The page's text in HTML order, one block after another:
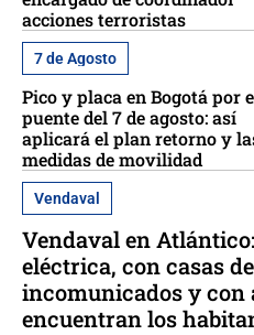
acciones terroristas
7 de Agosto
Pico y placa en Bogotá por
puente del 7 de agosto: así
aplicará el plan retorno y
medidas de movilidad
Vendaval
Vendaval en
eléctrica, con casas
incomunicados y con
encuentran los